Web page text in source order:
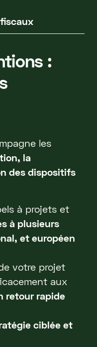
:
les
la
des dispositifs
à projets et
à plusieurs
et européen
votre projet
aux
retour rapide
ciblée et